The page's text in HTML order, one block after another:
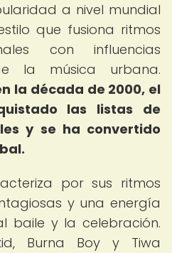
a nivel mundial
que fusiona ritmos
con influencias
la música urbana.
la década de 2000, el
las listas de
y se ha convertido
por sus ritmos
y una energía
baile y la celebración.
Burna Boy y Tiwa